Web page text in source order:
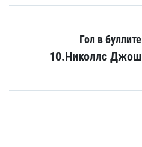
Гол в буллите
10.Николлс Джош